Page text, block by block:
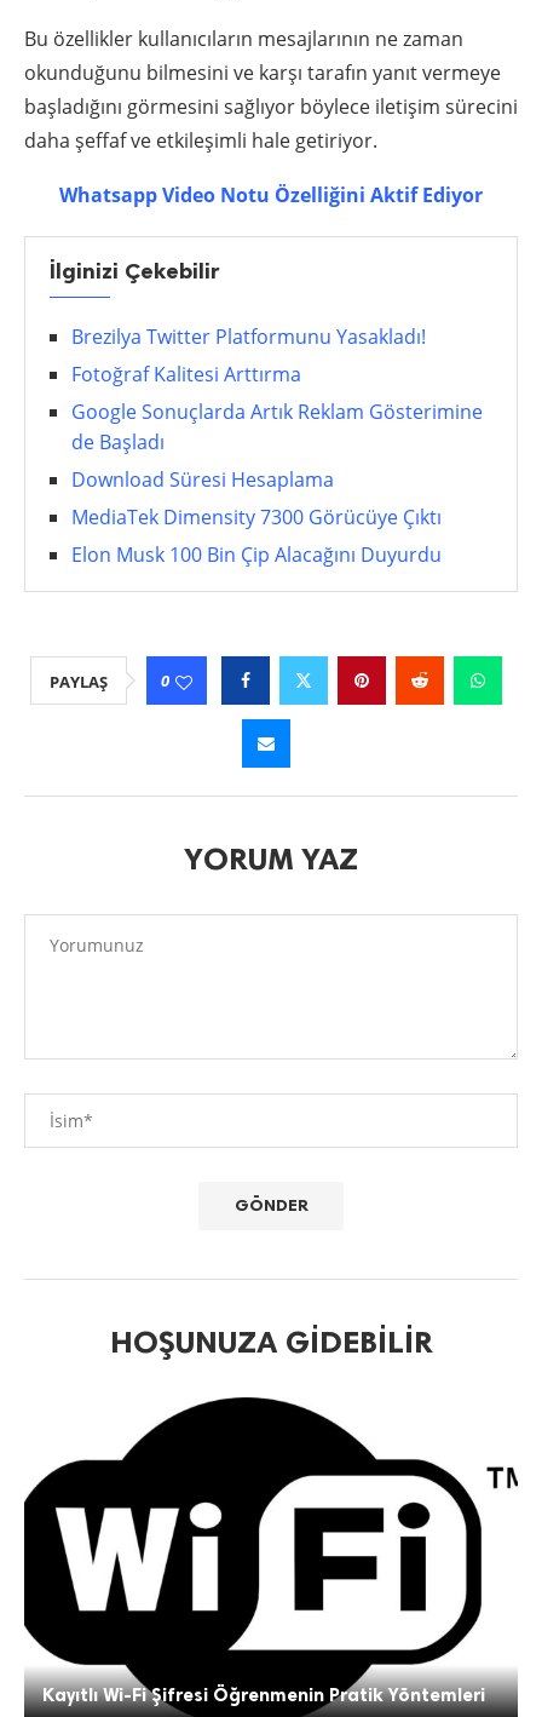
Bu özellikler kullanıcıların mesajlarının ne zaman
okunduğunu bilmesini ve karşı tarafın yanıt vermeye
başladığını görmesini sağlıyor böylece iletişim sürecini
daha şeffaf ve etkileşimli hale getiriyor.
Whatsapp Video Notu Özelliğini Aktif Ediyor
İlginizi Çekebilir
Brezilya Twitter Platformunu Yasakladı!
Fotoğraf Kalitesi Arttırma
Google Sonuçlarda Artık Reklam Gösterimine
de Başladı
Download Süresi Hesaplama
MediaTek Dimensity 7300 Görücüye Çıktı
Elon Musk 100 Bin Çip Alacağını Duyurdu
PAYLAŞ 0
YORUM YAZ
HOŞUNUZA GIDEBILIR
Kayıtlı Wi-Fi Şifresi Öğrenmenin Pratik Yöntemleri